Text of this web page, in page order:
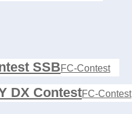
SSBFC-Contest
DX ContestFC-Contest